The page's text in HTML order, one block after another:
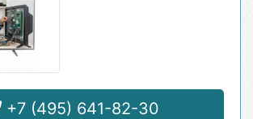
+7 (495) 641-82-30